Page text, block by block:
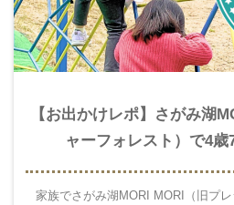
【お出かけレポ】さがみ湖
ャーフォレスト）で4
家族でさがみ湖MORI MORI（旧プ